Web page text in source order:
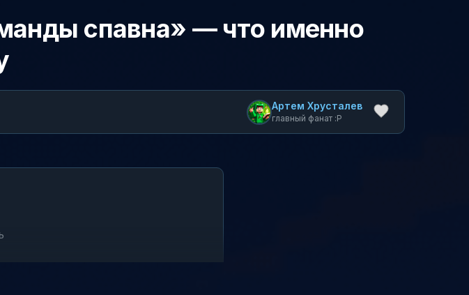
спавна» — что именно
Артем Хрусталев
главный фанат :P